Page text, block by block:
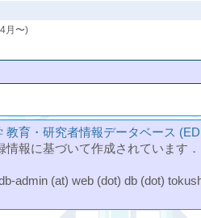
月〜)
教育・研究者情報データベース
情報に基づいて作成されています
admin (at) web (dot) db (dot)